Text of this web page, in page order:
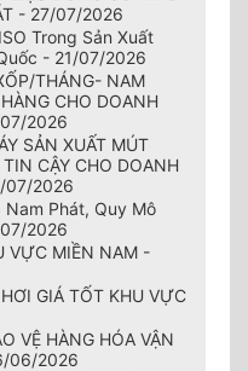
- 27/07/2026
Trong Sản Xuất
- 21/07/2026
THÁNG- NAM
CHO DOANH
2026
SẢN XUẤT MÚT
CẬY CHO DOANH
07/2026
Nam Phát, Quy Mô
2026
VỰC MIỀN NAM -
GIÁ TỐT KHU VỰC
VỆ HÀNG HÓA VẬN
06/2026